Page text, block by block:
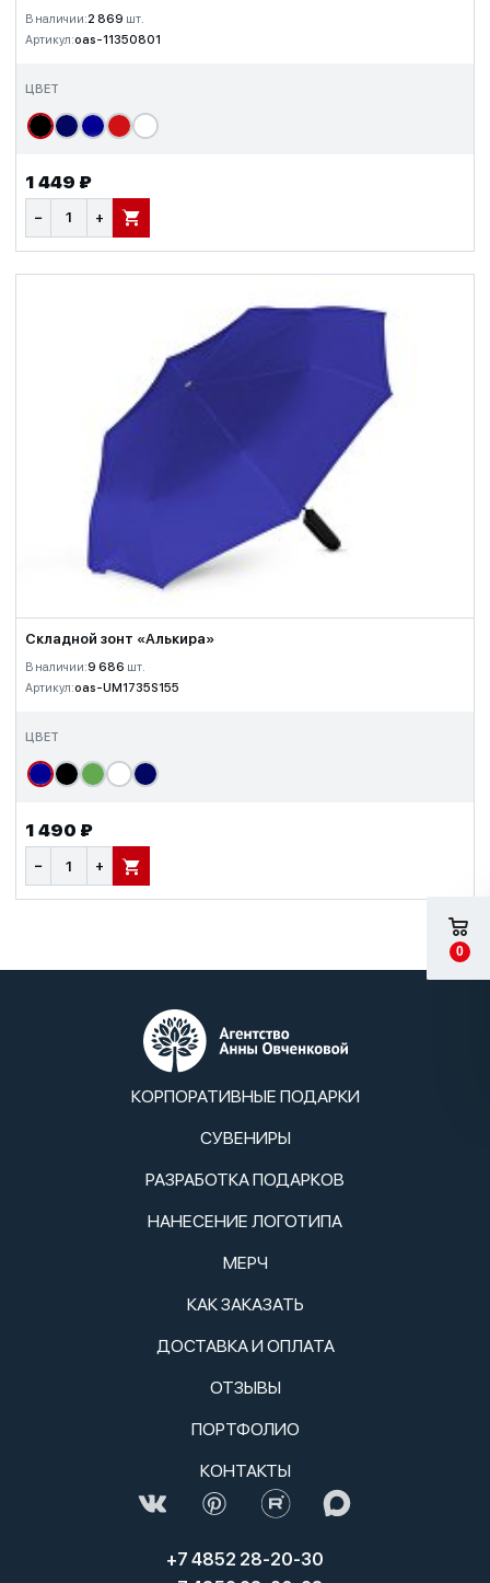
В наличии:2 869 шт.
Артикул:oas-11350801
ЦВЕТ
1 449 ₽
− + В КОРЗИНУ
Складной зонт «Алькира»
В наличии:9 686 шт.
Артикул:oas-UM1735S155
ЦВЕТ
1 490 ₽
− + В КОРЗИНУ
КОРПОРАТИВНЫЕ ПОДАРКИ
СУВЕНИРЫ
РАЗРАБОТКА ПОДАРКОВ
НАНЕСЕНИЕ ЛОГОТИПА
МЕРЧ
КАК ЗАКАЗАТЬ
ДОСТАВКА И ОПЛАТА
ОТЗЫВЫ
ПОРТФОЛИО
КОНТАКТЫ
+7 4852 28-20-30
0